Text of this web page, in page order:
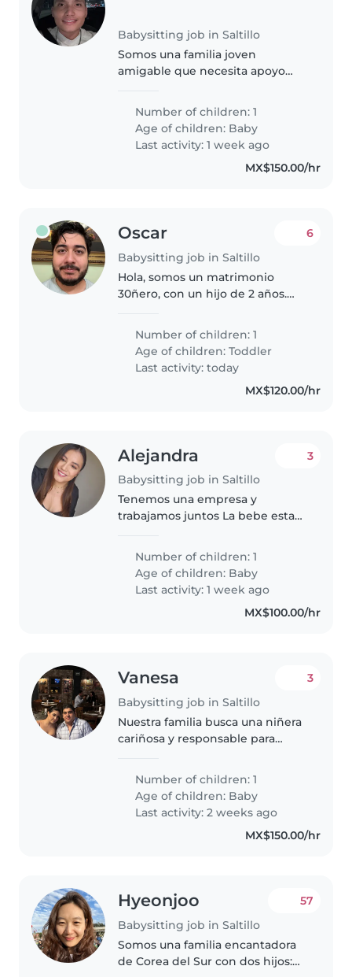
Babysitting job in Saltillo
Somos una familia joven
amigable que necesita apoyo
Number of children: 1
Age of children: Baby
Last activity: 1 week ago
MX$150.00/hr
Oscar
Babysitting job in Saltillo
6
Hola, somos un matrimonio
30ñero, con un hijo de 2 años.
respetuosa. Buscando ayuda
ocacional para no morir en el
proceso.
Number of children: 1
Age of children:Toddler
Last activity: today
MX$120.00/hr
Alejandra
Babysitting job in Saltillo
3
Tenemos una empresa y
trabajamos juntos La bebe esta
trabajarías en la empresa tmb.
Number of children: 1
Age of children: Baby
Last activity: 1 week ago
MX$100.00/hr
Vanesa
Babysitting job in Saltillo
3
Nuestra familia busca una niñera
cariñosa y responsable para
energética y curiosa. Preferimos
que lleve a cabo su labor en
nuestro hogar para mayor
comodidad...
Number of children: 1
Age of children: Baby
Last activity: 2 weeks ago
MX$150.00/hr
Hyeonjoo
Babysitting job in Saltillo
57
Somos una familia encantadora
de Corea del Sur con dos hijos: